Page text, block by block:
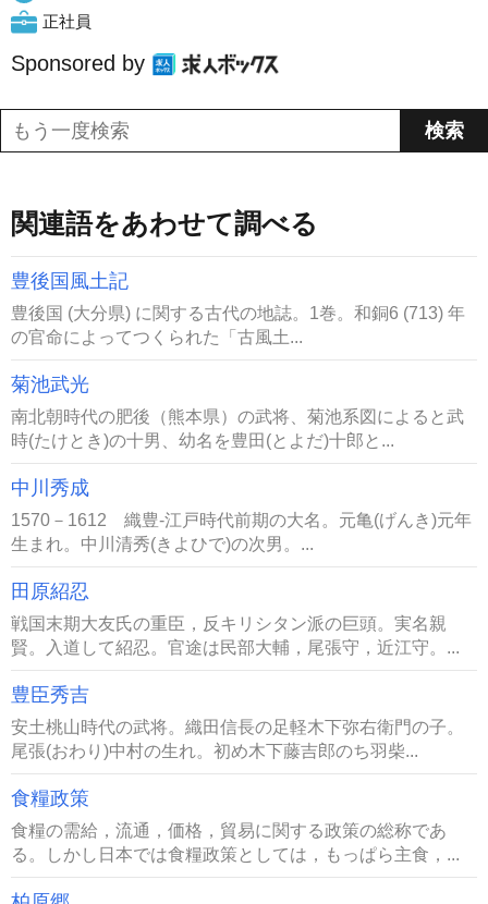
正社員
Sponsored by
関連語をあわせて調べる
豊後国風土記
豊後国 (大分県) に関する古代の地誌。1巻。和銅6 (713) 年
の官命によってつくられた「古風土...
菊池武光
南北朝時代の肥後（熊本県）の武将、菊池系図によると武
時(たけとき)の十男、幼名を豊田(とよだ)十郎と...
中川秀成
1570－1612 織豊-江戸時代前期の大名。元亀(げんき)元年
生まれ。中川清秀(きよひで)の次男。...
田原紹忍
戦国末期大友氏の重臣，反キリシタン派の巨頭。実名親
賢。入道して紹忍。官途は民部大輔，尾張守，近江守。...
豊臣秀吉
安土桃山時代の武将。織田信長の足軽木下弥右衛門の子。
尾張(おわり)中村の生れ。初め木下藤吉郎のち羽柴...
食糧政策
食糧の需給，流通，価格，貿易に関する政策の総称であ
る。しかし日本では食糧政策としては，もっぱら主食，...